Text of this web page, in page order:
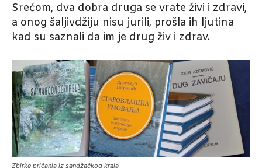
Srećom, dva dobra druga se vrate živi i zdravi,
a onog šaljivdžiju nisu jurili, prošla ih ljutina
kad su saznali da im je drug živ i zdrav.
Zbirke pričanja iz sandžačkog kraja